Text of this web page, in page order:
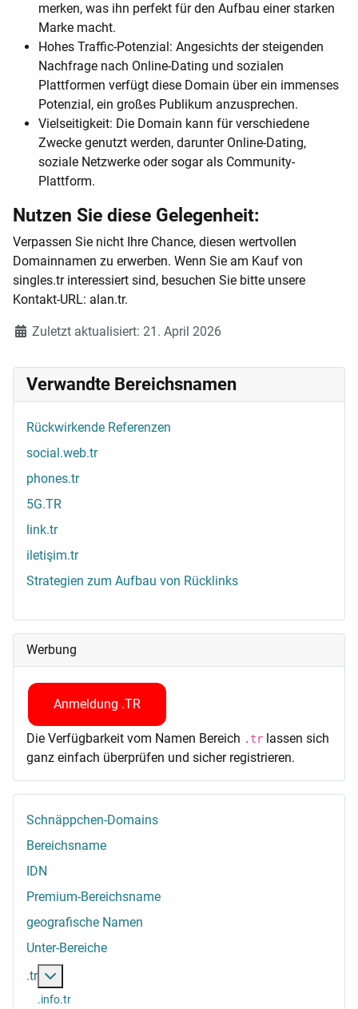
merken, was ihn perfekt für den Aufbau einer starken
Marke macht.
Hohes Traffic-Potenzial: Angesichts der steigenden
Nachfrage nach Online-Dating und sozialen
Plattformen verfügt diese Domain über ein immenses
Potenzial, ein großes Publikum anzusprechen.
Vielseitigkeit: Die Domain kann für verschiedene
Zwecke genutzt werden, darunter Online-Dating,
soziale Netzwerke oder sogar als Community-
Plattform.
Nutzen Sie diese Gelegenheit:
Verpassen Sie nicht Ihre Chance, diesen wertvollen
Domainnamen zu erwerben. Wenn Sie am Kauf von
singles.tr interessiert sind, besuchen Sie bitte unsere
Kontakt-URL: alan.tr.
DetailsZuletzt aktualisiert: 21. April 2026
Verwandte Bereichsnamen
Rückwirkende Referenzen
social.web.tr
phones.tr
5G.TR
link.tr
iletişim.tr
Strategien zum Aufbau von Rücklinks
Werbung
Anmeldung .TR
Die Verfügbarkeit vom Namen Bereich .tr lassen sich
ganz einfach überprüfen und sicher registrieren.
Schnäppchen-Domains
Bereichsname
IDN
Premium-Bereichsname
geografische Namen
Unter-Bereiche
.tr
.info.tr